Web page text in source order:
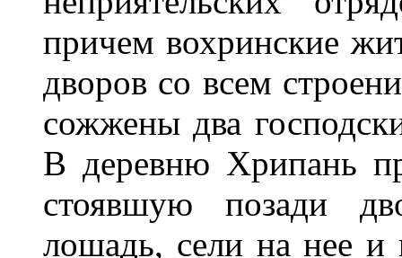
причем вохринские
дворов со всем
сожжены два
В деревню Хрипань
стоявшую позади
лошадь, сели на нее и